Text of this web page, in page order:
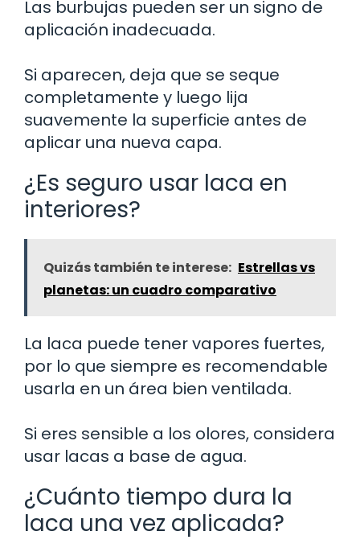
Las burbujas pueden ser un signo de
aplicación inadecuada.
Si aparecen, deja que se seque
completamente y luego lija
suavemente la superficie antes de
aplicar una nueva capa.
¿Es seguro usar laca en
interiores?
Quizás también te interese: Estrellas vs
planetas: un cuadro comparativo
La laca puede tener vapores fuertes,
por lo que siempre es recomendable
usarla en un área bien ventilada.
Si eres sensible a los olores, considera
usar lacas a base de agua.
¿Cuánto tiempo dura la
laca una vez aplicada?